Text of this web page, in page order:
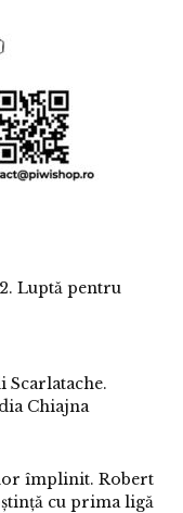
Luptă pentru
Scarlatache.
Chiajna
împlinit. Robert
cu prima ligă